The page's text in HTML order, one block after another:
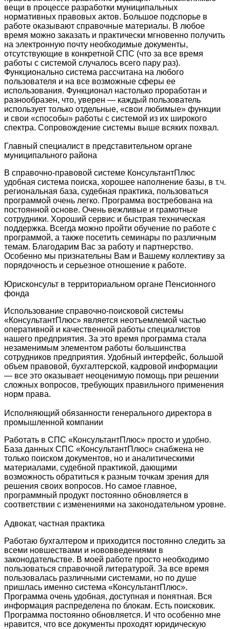
вещи в процессе разработки муниципальных
нормативных правовых актов. Большое подспорье в
работе оказывают справочные материалы. В любое
время можно заказать и практически мгновенно получить
на электронную почту необходимые документы,
отсутствующие в конкретной СПС (что за все время
работы с системой случалось всего пару раз).
Функционально система рассчитана на любого
пользователя и на все возможные сферы ее
использования. Функционал настолько проработан и
разнообразен, что, уверен — каждый пользователь
использует только отдельные, «свои любимые» функции
и свои «способы» работы с системой из их широкого
спектра. Сопровождение системы выше всяких похвал.
Главный специалист в представительном органе
муниципального района
В справочно-правовой системе КонсультантПлюс
удобная система поиска, хорошее наполнение базы, в т.ч.
региональная база, судебная практика, пользоваться
программой очень легко. Программа востребована на
постоянной основе. Очень вежливые и грамотные
сотрудники. Хороший сервис и быстрая техническая
поддержка. Всегда можно пройти обучение по работе с
программой, а также посетить семинары по различным
темам. Благодарим Вас за работу и партнерство.
Особенно мы признательны Вам и Вашему коллективу за
порядочность и серьезное отношение к работе.
Юрисконсульт в территориальном органе Пенсионного
фонда
Использование справочно-поисковой системы
«КонсультантПлюс» является неотъемлемой частью
оперативной и качественной работы специалистов
нашего предприятия. За это время программа стала
незаменимым элементом работы большинства
сотрудников предприятия. Удобный интерфейс, большой
объем правовой, бухгалтерской, кадровой информации
— все это оказывает неоценимую помощь при решении
сложных вопросов, требующих правильного применения
норм права.
Исполняющий обязанности генерального директора в
промышленной компании
Работать в СПС «КонсультантПлюс» просто и удобно.
База данных СПС «КонсультантПлюс» снабжена не
только поиском документов, но и аналитическими
материалами, судебной практикой, дающими
возможность обратиться к разным точкам зрения для
решения своих вопросов. Но самое главное,
программный продукт постоянно обновляется в
соответствии с изменениями на законодательном уровне.
Адвокат, частная практика
Работаю бухгалтером и приходится постоянно следить за
всеми новшествами и нововведениями в
законодательстве. В моей работе просто необходимо
пользоваться справочной литературой. За все время
пользовалась различными системами, но по душе
пришлась именно система «КонсультантПлюс».
Программа очень удобная, доступная и понятная. Вся
информация распределена по блокам. Есть поисковик.
Программа постоянно обновляется. И что особенно мне
нравится, что все документы проходят юридическую